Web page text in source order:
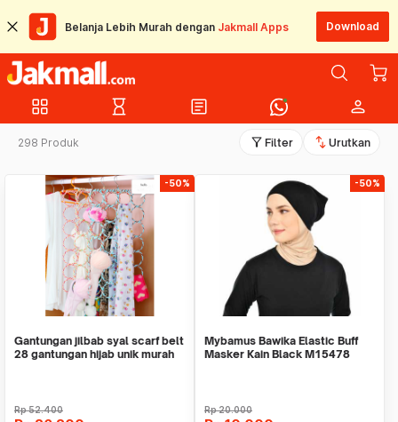
Belanja Lebih Murah dengan Jakmall Apps Download
grid_view hourglass_empty article person
298 Produk filter_alt Filter swap_vert Urutkan
-50%
Gantungan jilbab syal scarf belt
28 gantungan hijab unik murah
Rp52.400
-50%
Mybamus Bawika Elastic Buff
Masker Kain Black M15478
Rp20.000